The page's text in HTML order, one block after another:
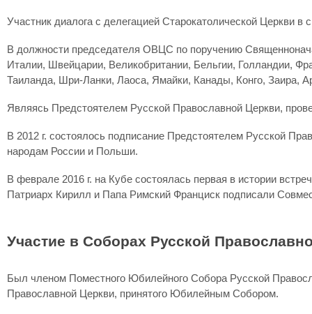
Участник диалога с делегацией Старокатолической Церкви
В должности председателя ОВЦС по поручению
Италии, Швейцарии, Великобритании, Бельгии, Голландии,
Таиланда, Шри-Ланки, Лаоса, Ямайки, Канады, Конго, Заира,
Являясь Предстоятелем Русской Православной Церкви,
В 2012 г. состоялось подписание Предстоятелем Русской
народам России и Польши.
В феврале 2016 г. на Кубе состоялась первая в истории
Патриарх Кирилл и Папа Римский Франциск подписали
Участие в Соборах Русской
Был членом Поместного Юбилейного Собора Русской
Православной Церкви, принятого Юбилейным Собором.